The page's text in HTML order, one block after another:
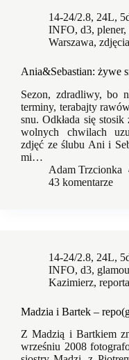
14-24/2.8, 24L,
INFO, d3, plener,
Warszawa,
Ania&Sebastian: żywe
Sezon, zdradliwy, bo
terminy, terabajty
snu. Odkłada się
wolnych chwilach
zdjęć ze ślubu Ani i
mi…
Adam Trzcionka
43 komentarze
14-24/2.8, 24L,
INFO, d3,
Kazimierz,
Madzia i Bartek –
Z Madzią i Bartkiem
wrześniu 2008